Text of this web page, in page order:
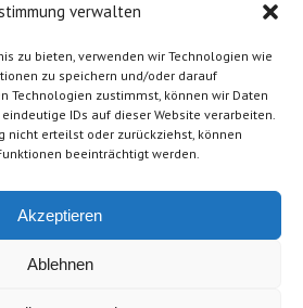
verwalten
zu bieten, verwenden wir Technologien wie
zu speichern und/oder darauf
Technologien zustimmst, können wir Daten
IDs auf dieser Website verarbeiten.
nicht erteilst oder zurückziehst, können
beeinträchtigt werden.
Akzeptieren
Ablehnen